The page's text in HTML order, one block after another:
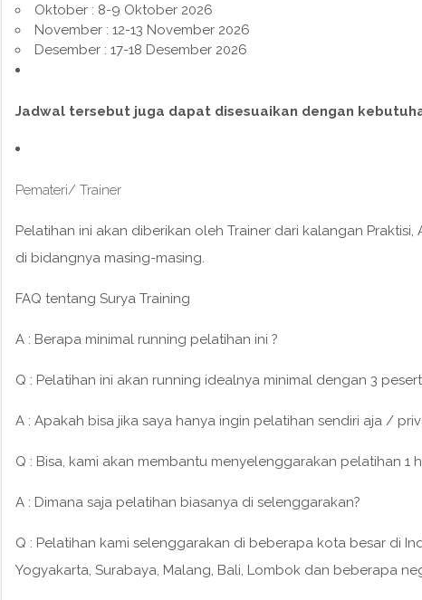
Oktober : 8-9 Oktober 2026
November : 12-13 November 2026
Desember : 17-18 Desember 2026
Jadwal tersebut juga dapat disesuaikan dengan
Pemateri/ Trainer
Pelatihan ini akan diberikan oleh Trainer dari kalangan
di bidangnya masing-masing.
FAQ tentang Surya Training
A : Berapa minimal running pelatihan ini ?
Q : Pelatihan ini akan running idealnya minimal dengan 3
A : Apakah bisa jika saya hanya ingin pelatihan sendiri aja /
Q : Bisa, kami akan membantu menyelenggarakan pelatihan 1
A : Dimana saja pelatihan biasanya di selenggarakan?
Q : Pelatihan kami selenggarakan di beberapa kota besar di
Yogyakarta, Surabaya, Malang, Bali, Lombok dan beberapa